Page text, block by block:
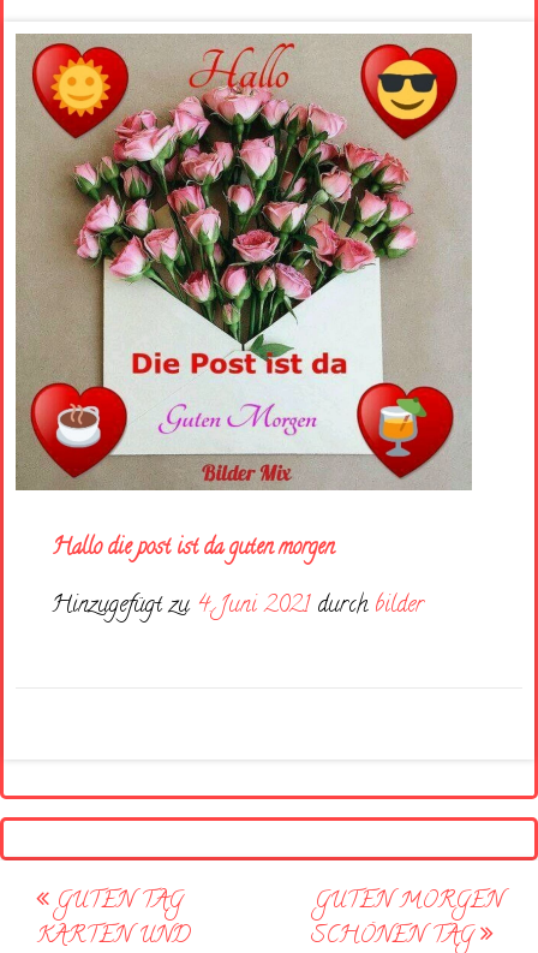
Hallo die post ist da guten morgen
Hinzugefügt zu 4. Juni 2021 durch bilder
Post
navigation
GUTEN TAG
KARTEN UND
GUTEN MORGEN
SCHÖNEN TAG